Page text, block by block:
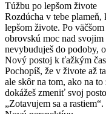
Túžbu po lepšom živote
Rozdúcha v tebe
lepšom živote. Po
obrovskú moc nad
nevybuduješ do podoby,
Nový postoj k ťažkým
Pochopíš, že v živote až
ale skôr na tom, ako na
dokážeš zmeniť svoj
„Zotavujem sa a rastiem“.